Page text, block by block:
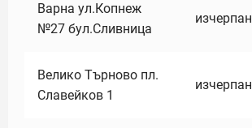
Варна ул.Копнеж
№27 бул.Сливница
изчерпан
Велико Търново пл.
Славейков 1
изчерпан